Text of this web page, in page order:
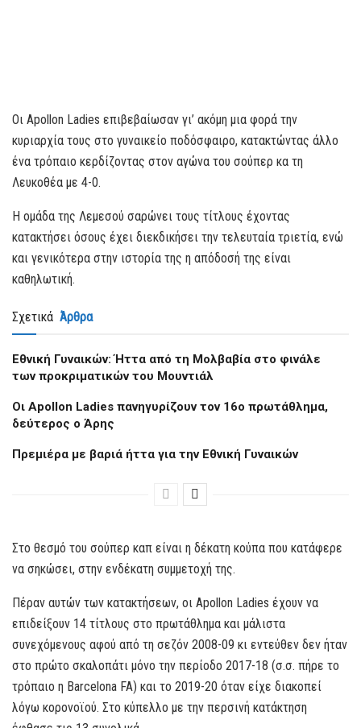
Οι Αpollon Ladies επιβεβαίωσαν γι’ ακόμη μια φορά την
κυριαρχία τους στο γυναικείο ποδόσφαιρο, κατακτώντας άλλο
ένα τρόπαιο κερδίζοντας στον αγώνα του σούπερ κα τη
Λευκοθέα με 4-0.
Η ομάδα της Λεμεσού σαρώνει τους τίτλους έχοντας
κατακτήσει όσους έχει διεκδικήσει την τελευταία τριετία, ενώ
και γενικότερα στην ιστορία της η απόδοσή της είναι
καθηλωτική.
Σχετικά Άρθρα
Εθνική Γυναικών: Ήττα από τη Μολβαβία στο φινάλε
των προκριματικών του Μουντιάλ
Oι Apollon Ladies πανηγυρίζουν τον 16ο πρωτάθλημα,
δεύτερος ο Άρης
Πρεμιέρα με βαριά ήττα για την Εθνική Γυναικών
Στο θεσμό του σούπερ καπ είναι η δέκατη κούπα που κατάφερε
να σηκώσει, στην ενδέκατη συμμετοχή της.
Πέραν αυτών των κατακτήσεων, οι Αpollon Ladies έχουν να
επιδείξουν 14 τίτλους στο πρωτάθλημα και μάλιστα
συνεχόμενους αφού από τη σεζόν 2008-09 κι εντεύθεν δεν ήταν
στο πρώτο σκαλοπάτι μόνο την περίοδο 2017-18 (σ.σ. πήρε το
τρόπαιο η Barcelona FA) και το 2019-20 όταν είχε διακοπεί
λόγω κορονοϊού. Στο κύπελλο με την περσινή κατάκτηση